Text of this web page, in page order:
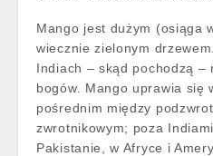
Mango jest dużym (osiąga
wiecznie zielonym
Indiach – skąd pochodzą –
bogów. Mango uprawia się
pośrednim między
zwrotnikowym; poza
Pakistanie, w Afryce i